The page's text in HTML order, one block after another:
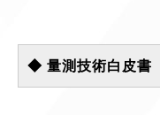
◆ 量測技術白皮書